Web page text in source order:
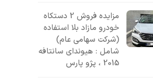
مزایده فروش 2 دستکاه
خودرو مازاد بلا استفاده
(شرکت سهامی عام)
شامل : هیوندای سانتافه
2015 ، پژو پارس